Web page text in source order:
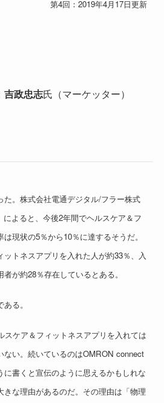
第4回：2019年4月17日更新
吉政忠志氏（マーケッター）
た。株式会社電通デジタル/フラー株式
よると、今後2年間でヘルスケア＆フ
現状の5％から10％に達するそうだ。
トネスアプリを入れた人が約33％、入
が約28％存在しているとある。
る。
スケア＆フィットネスアプリを入れては
ない。続いているのはOMRON connect
書くと宣伝のように思えるかもしれな
きな理由があるのだ。その理由は「物理